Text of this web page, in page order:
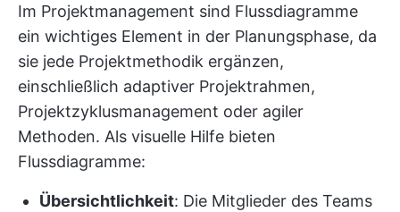
Im Projektmanagement sind Flussdiagramme
ein wichtiges Element in der Planungsphase, da
sie jede Projektmethodik ergänzen,
einschließlich adaptiver Projektrahmen,
Projektzyklusmanagement oder agiler
Methoden. Als visuelle Hilfe bieten
Flussdiagramme:
Übersichtlichkeit: Die Mitglieder des Teams